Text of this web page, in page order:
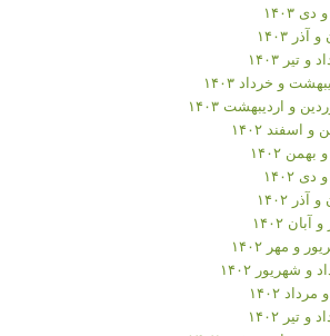
۱۴۰۳
آذر ۱۴۰۳
و تیر ۱۴۰۳
و خرداد ۱۴۰۳
و اردیبهشت ۱۴۰۳
و اسفند ۱۴۰۲
۱۴۰۲
۱۴۰۲
آذر ۱۴۰۲
۱۴۰۲
و مهر ۱۴۰۲
و شهریور ۱۴۰۲
۱۴۰۲
و تیر ۱۴۰۲